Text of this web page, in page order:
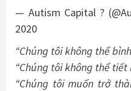
— Autism Capital ?
2020
“Chúng tôi không thể
“Chúng tôi không thể tiết
“Chúng tôi muốn trở